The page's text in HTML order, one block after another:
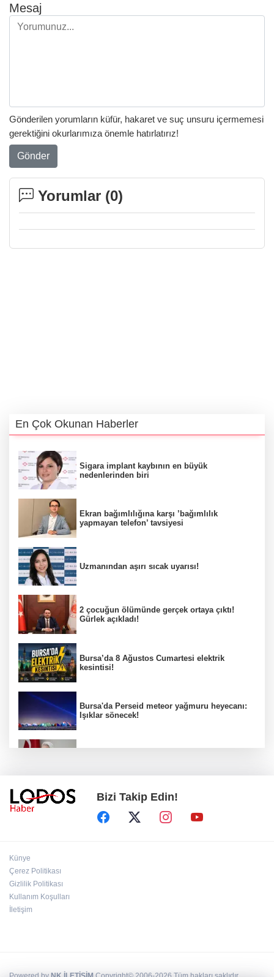
Mesaj
Gönderilen yorumların küfür, hakaret ve suç unsuru içermemesi
gerektiğini okurlarımıza önemle hatırlatırız!
Gönder
Yorumlar (0)
En Çok Okunan Haberler
Sigara implant kaybının en büyük
nedenlerinden biri
Ekran bağımlılığına karşı ’bağımlılık
yapmayan telefon’ tavsiyesi
Uzmanından aşırı sıcak uyarısı!
2 çocuğun ölümünde gerçek ortaya çıktı!
Gürlek açıkladı!
Bursa’da 8 Ağustos Cumartesi elektrik
kesintisi!
Bursa'da Perseid meteor yağmuru heyecanı:
Işıklar sönecek!
Başkan Aydın Osmangazi’nin nabzını sahada
tuttu!
Bizi Takip Edin!
Künye
Çerez Politikası
Gizlilik Politikası
Kullanım Koşulları
İletişim